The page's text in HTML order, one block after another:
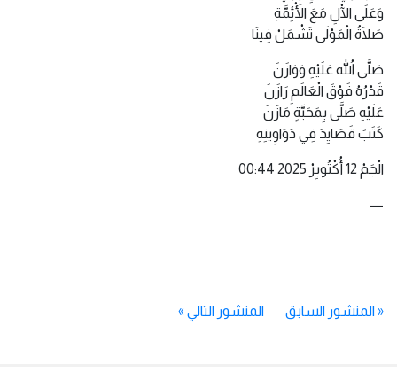
وَعَلَى الْآلِ مَعَ الْأَئِمَّةِ
صَلَاةُ الْمَوْلَى تَشْمَلْ فِينَا
صَلَّى اللهُ عَلَيْهِ وَوَازَنَ
قَدْرُهُ فَوْقَ الْعَالَمِ رَازَنَ
عَلَيْهِ صَلَّى بِمَحَبَّةٍ مَازَنَ
كَتَبَ قَصَايِدَ فِي دَوَاوِينِهِ
الْجَمْ 12 أُكْتُوبِرْ 2025 00:44
—
«المنشور السابق المنشور التالي »